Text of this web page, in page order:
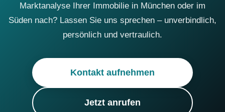
Marktanalyse Ihrer Immobilie in München oder im
Süden nach? Lassen Sie uns sprechen – unverbindlich,
persönlich und vertraulich.
Kontakt aufnehmen
Jetzt anrufen